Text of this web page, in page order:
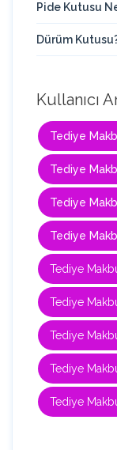
Pide Kutusu
Dürüm
Kullanıcı
Tediye
Tediye
Tediye
Tediye
Tediye
Tediye
Tediye
Tediye
Tediye